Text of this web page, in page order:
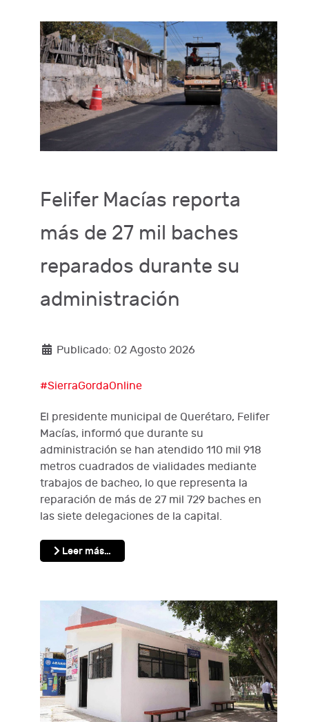
Felifer Macías reporta
más de 27 mil baches
reparados durante su
administración
Publicado: 02 Agosto 2026
#SierraGordaOnline
El presidente municipal de Querétaro, Felifer
Macías, informó que durante su
administración se han atendido 110 mil 918
metros cuadrados de vialidades mediante
trabajos de bacheo, lo que representa la
reparación de más de 27 mil 729 baches en
las siete delegaciones de la capital.
Leer más…